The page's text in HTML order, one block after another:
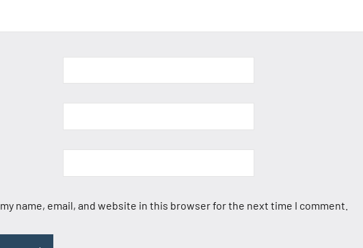
name, email, and website in this browser for the next time I comment.